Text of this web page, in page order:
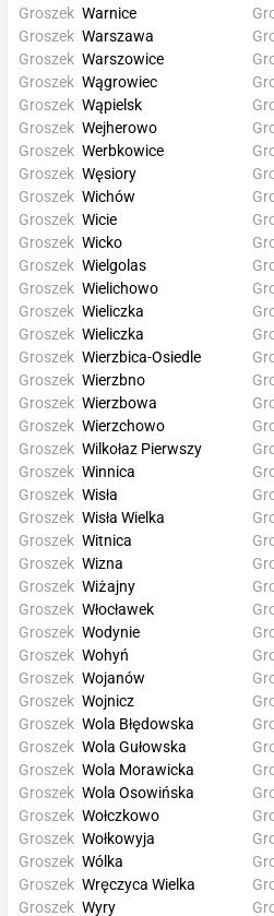
Groszek Warnice
Groszek Warszawa
Groszek Warszowice
Groszek Wągrowiec
Groszek Wąpielsk
Groszek Wejherowo
Groszek Werbkowice
Groszek Węsiory
Groszek Wichów
Groszek Wicie
Groszek Wicko
Groszek Wielgolas
Groszek Wielichowo
Groszek Wieliczka
Groszek Wieliczka
Groszek Wierzbica-Osiedle
Groszek Wierzbno
Groszek Wierzbowa
Groszek Wierzchowo
Groszek Wilkołaz Pierwszy
Groszek Winnica
Groszek Wisła
Groszek Wisła Wielka
Groszek Witnica
Groszek Wizna
Groszek Wiżajny
Groszek Włocławek
Groszek Wodynie
Groszek Wohyń
Groszek Wojanów
Groszek Wojnicz
Groszek Wola Błędowska
Groszek Wola Gułowska
Groszek Wola Morawicka
Groszek Wola Osowińska
Groszek Wołczkowo
Groszek Wołkowyja
Groszek Wólka
Groszek Wręczyca Wielka
Groszek Wyry